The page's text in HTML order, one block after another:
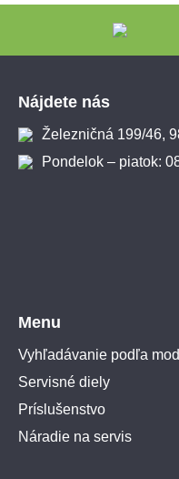
Nájdete nás
Železničná 199/46,
Pondelok – piatok:
Menu
Vyhľadávanie podľa
Servisné diely
Príslušenstvo
Náradie na servis